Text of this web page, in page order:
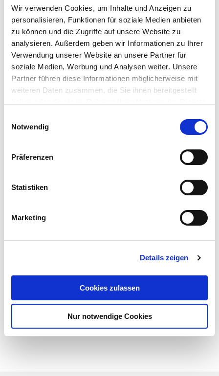
Wir verwenden Cookies, um Inhalte und Anzeigen zu
personalisieren, Funktionen für soziale Medien anbieten
zu können und die Zugriffe auf unsere Website zu
analysieren. Außerdem geben wir Informationen zu Ihrer
Verwendung unserer Website an unsere Partner für
soziale Medien, Werbung und Analysen weiter. Unsere
Partner führen diese Informationen möglicherweise mit
weiteren Daten zusammen, die Sie ihnen bereitgestellt
Notwendig
Präferenzen
Statistiken
Marketing
Details zeigen
Cookies zulassen
Nur notwendige Cookies
aus mehrjäjrigen Biomassepflanzen und
Wildfplanzenmischungen
Art.-Nr.:663001
Kategorie:AUM, Blühmischungen & Wildackereinsaaten
Händler
1 kg/ha
zurück